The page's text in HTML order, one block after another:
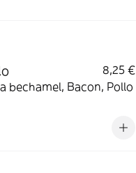
8,25 €
bechamel, Bacon, Pollo